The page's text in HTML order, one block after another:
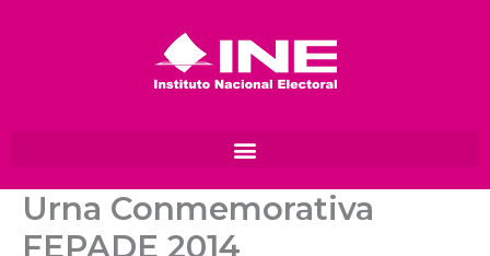
Urna Conmemorativa
FEPADE 2014